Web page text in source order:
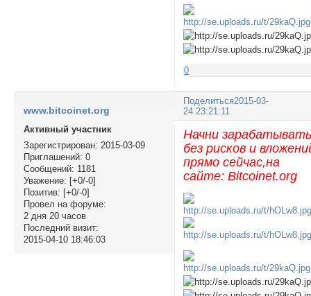
0
Поделиться2015-03-
24 23:21:11
www.bitcoinet.org
Активный участник
Зарегистрирован: 2015-03-09
Приглашений: 0
Сообщений: 1181
Уважение: [+0/-0]
Позитив: [+0/-0]
Провел на форуме:
2 дня 20 часов
Последний визит:
2015-04-10 18:46:03
Начни
без рисков и
прямо сейчас,на
сайте: Bitcoinet.org